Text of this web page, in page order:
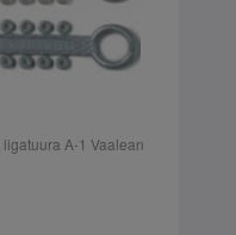
A-1 Vaalean